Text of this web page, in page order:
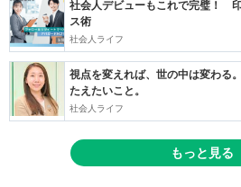
社会人デビューもこれで完璧！
ス術
社会人ライフ
視点を変えれば、世の中は変わる
たえたいこと。
社会人ライフ
もっと見る